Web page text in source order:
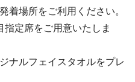
着場所をご利用ください。
指定席をご用意いたしま
ナルフェイスタオルをプレ